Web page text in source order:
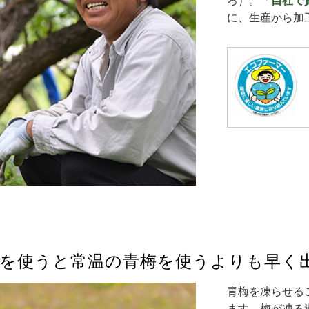
に、生産から加
使うと常温の青梅を使うよりも早く
青梅を凍らせる